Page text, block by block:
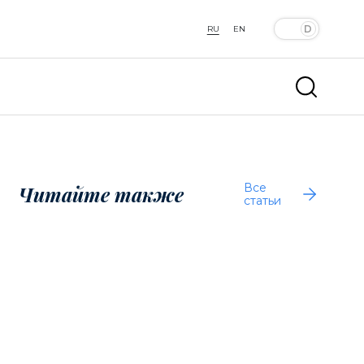
RU EN
Читайте также
Все
статьи